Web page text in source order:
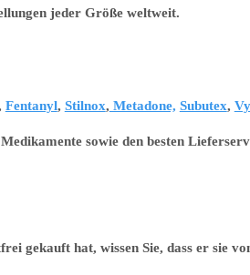
jeder Größe weltweit.
Fentanyl, Stilnox, Metadone, Subutex,
sowie den besten
gekauft hat, wissen Sie, dass er sie